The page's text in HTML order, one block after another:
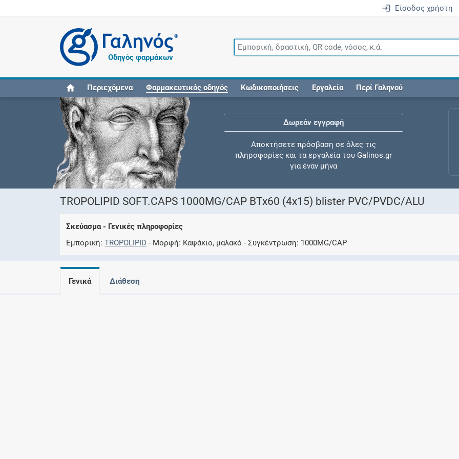
Είσοδος χρήστη
®
Οδηγός φαρμάκων
Περιεχόμενα Φαρμακευτικός οδηγός Κωδικοποιήσεις Εργαλεία Περί Γαληνού
Δωρεάν εγγραφή
Αποκτήσετε πρόσβαση σε όλες τις
πληροφορίες και τα εργαλεία του Galinos.gr
για έναν μήνα
Ελέγξτε την αγωγή σας για αντενδείξεις και
TROPOLIPID SOFT.CAPS 1000MG/CAP BTx60 (4x15) blister PVC/PVDC/ALU
Σκεύασμα - Γενικές πληροφορίες
Εμπορική TROPOLIPID Μορφή Καψάκιο, μαλακό Συγκέντρωση 1000MG/CAP
Γενικά Διάθεση